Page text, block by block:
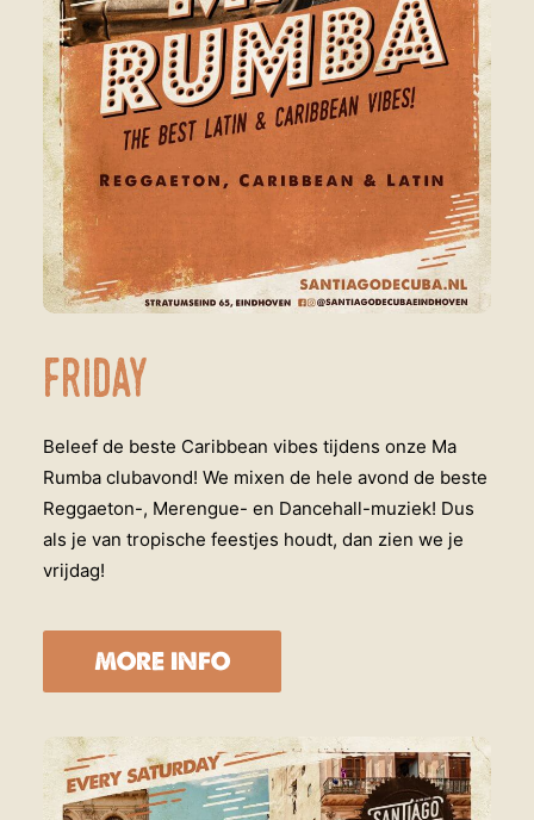
Friday
Beleef de beste Caribbean vibes tijdens onze Ma
Rumba clubavond! We mixen de hele avond de beste
Reggaeton-, Merengue- en Dancehall-muziek! Dus
als je van tropische feestjes houdt, dan zien we je
vrijdag!
MORE INFO